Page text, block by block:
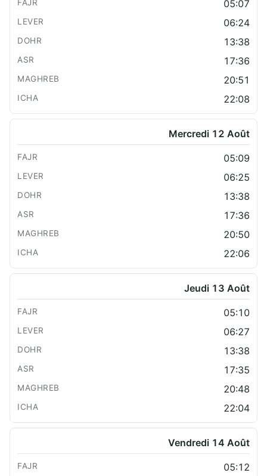
05:07
06:24
13:38
17:36
20:51
22:08
Mercredi 12 Août
05:09
06:25
13:38
17:36
20:50
22:06
Jeudi 13 Août
05:10
06:27
13:38
17:35
20:48
22:04
Vendredi 14 Août
05:12